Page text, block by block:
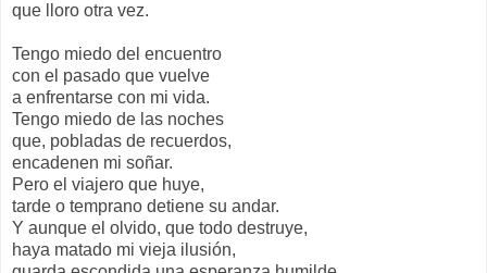
que lloro otra vez.
Tengo miedo del encuentro
con el pasado que vuelve
a enfrentarse con mi vida.
Tengo miedo de las noches
que, pobladas de recuerdos,
encadenen mi soñar.
Pero el viajero que huye,
tarde o temprano detiene su andar.
Y aunque el olvido, que todo destruye,
haya matado mi vieja ilusión,